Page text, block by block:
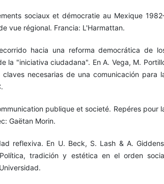
sociaux et démocratie au Mexique
vue régional. Francia: L'Harmattan.
hacia una reforma democrática de
la "iniciativa ciudadana". En A. Vega, M.
necesarias de una comunicación para
publique et societé. Repéres pour
Gaëtan Morin.
reflexiva. En U. Beck, S. Lash & A.
tradición y estética en el orden